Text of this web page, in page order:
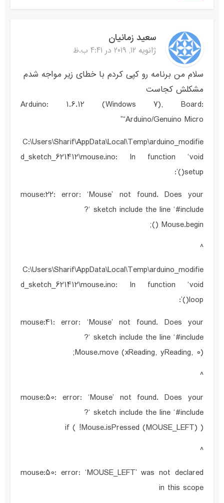
سعید زمانیان
ژانویه 12, 2019 در 4:41 ب.ظ
سلام من برنامه رو کپی کردم با خطای زیر مواجه شدم
مشکلش کجاست
Arduino: 1.6.12 (Windows 7), Board:
“Arduino/Genuino Micro”
C:\Users\Sharif\AppData\Local\Temp\arduino_modifie
d_sketch_621412\mouse.ino: In function ‘void
setup()’:
mouse:22: error: ‘Mouse’ not found. Does your
sketch include the line ‘#include ‘?
Mouse.begin ();
^
C:\Users\Sharif\AppData\Local\Temp\arduino_modifie
d_sketch_621412\mouse.ino: In function ‘void
loop()’:
mouse:41: error: ‘Mouse’ not found. Does your
sketch include the line ‘#include ‘?
Mouse.move (xReading, yReading, 0);
^
mouse:50: error: ‘Mouse’ not found. Does your
sketch include the line ‘#include ‘?
if ( !Mouse.isPressed (MOUSE_LEFT) )
^
mouse:50: error: ‘MOUSE_LEFT’ was not declared
in this scope